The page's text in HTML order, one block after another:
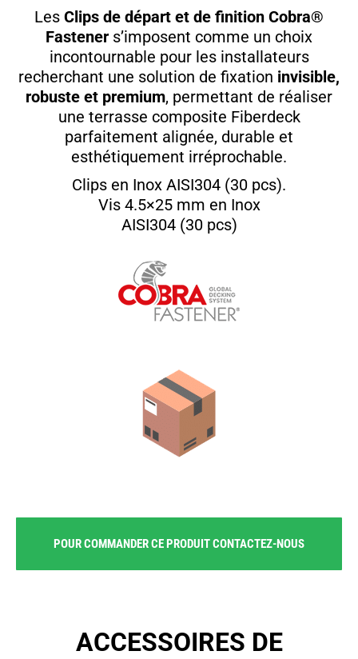
Les Clips de départ et de finition Cobra®
Fastener s’imposent comme un choix
incontournable pour les installateurs
recherchant une solution de fixation invisible,
robuste et premium, permettant de réaliser
une terrasse composite Fiberdeck
parfaitement alignée, durable et
esthétiquement irréprochable.
Clips en Inox AISI304 (30 pcs).
Vis 4.5×25 mm en Inox
AISI304 (30 pcs)
POUR COMMANDER CE PRODUIT CONTACTEZ-NOUS
ACCESSOIRES DE